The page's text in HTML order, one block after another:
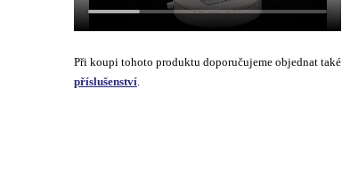
Při koupi tohoto produktu doporučujeme objednat také
příslušenství